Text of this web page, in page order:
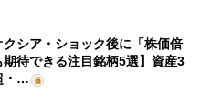
クシア・ショック後に「株価倍
期待できる注目銘柄5選】資産3
・…